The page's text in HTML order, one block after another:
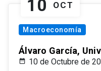
10 OCT
Macroeconomía
Álvaro García,
10 de Octubre de